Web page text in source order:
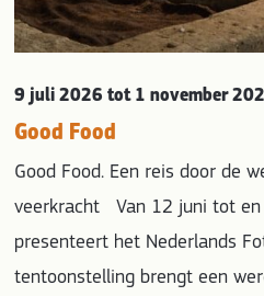
9 juli 2026tot 1 november
Good Food
Good Food. Een reis door de
veerkracht Van 12 juni tot
presenteert het Nederlands
tentoonstelling brengt een